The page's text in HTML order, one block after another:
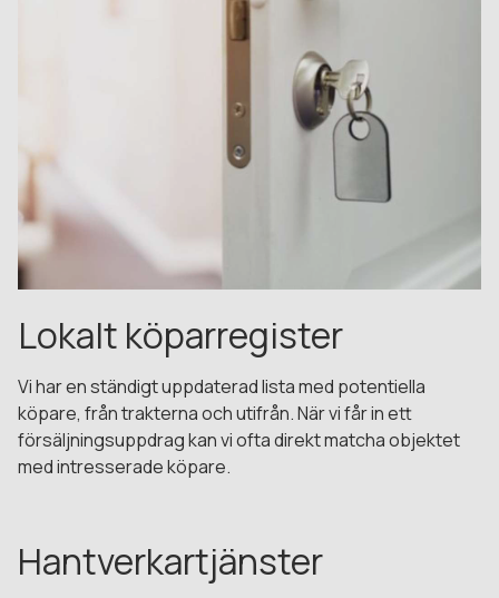
Lokalt köparregister
Vi har en ständigt uppdaterad lista med potentiella
köpare, från trakterna och utifrån. När vi får in ett
försäljningsuppdrag kan vi ofta direkt matcha objektet
med intresserade köpare.
Hantverkartjänster